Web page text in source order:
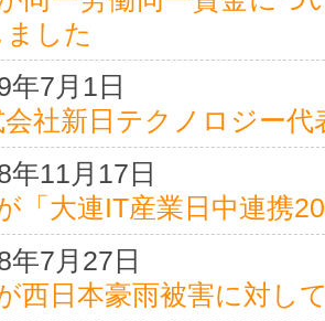
した
年7月1日
会社新日テクノロジー
年11月17日
「大連IT産業日中連携
年7月27日
西日本豪雨被害に対し